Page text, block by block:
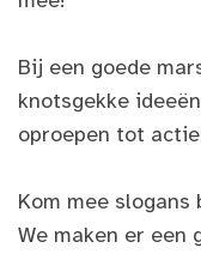
Bij een goede
knotsgekke
oproepen tot
Kom mee slogans
We maken er een